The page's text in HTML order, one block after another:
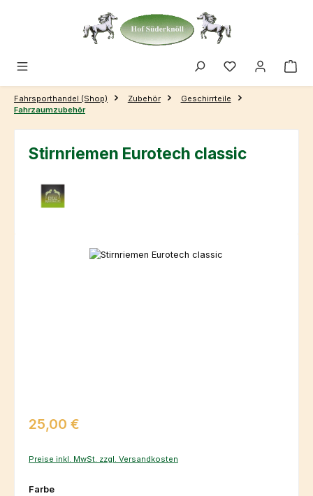
Zum Hauptinhalt springen
Fahrsporthandel (Shop) Zubehör
Geschirrteile
Fahrzaumzubehör
Stirnriemen Eurotech classic
Bildergalerie überspringen
Regulärer Preis:
25,00 €
Preise inkl. MwSt. zzgl. Versandkosten
Farbeauswählen